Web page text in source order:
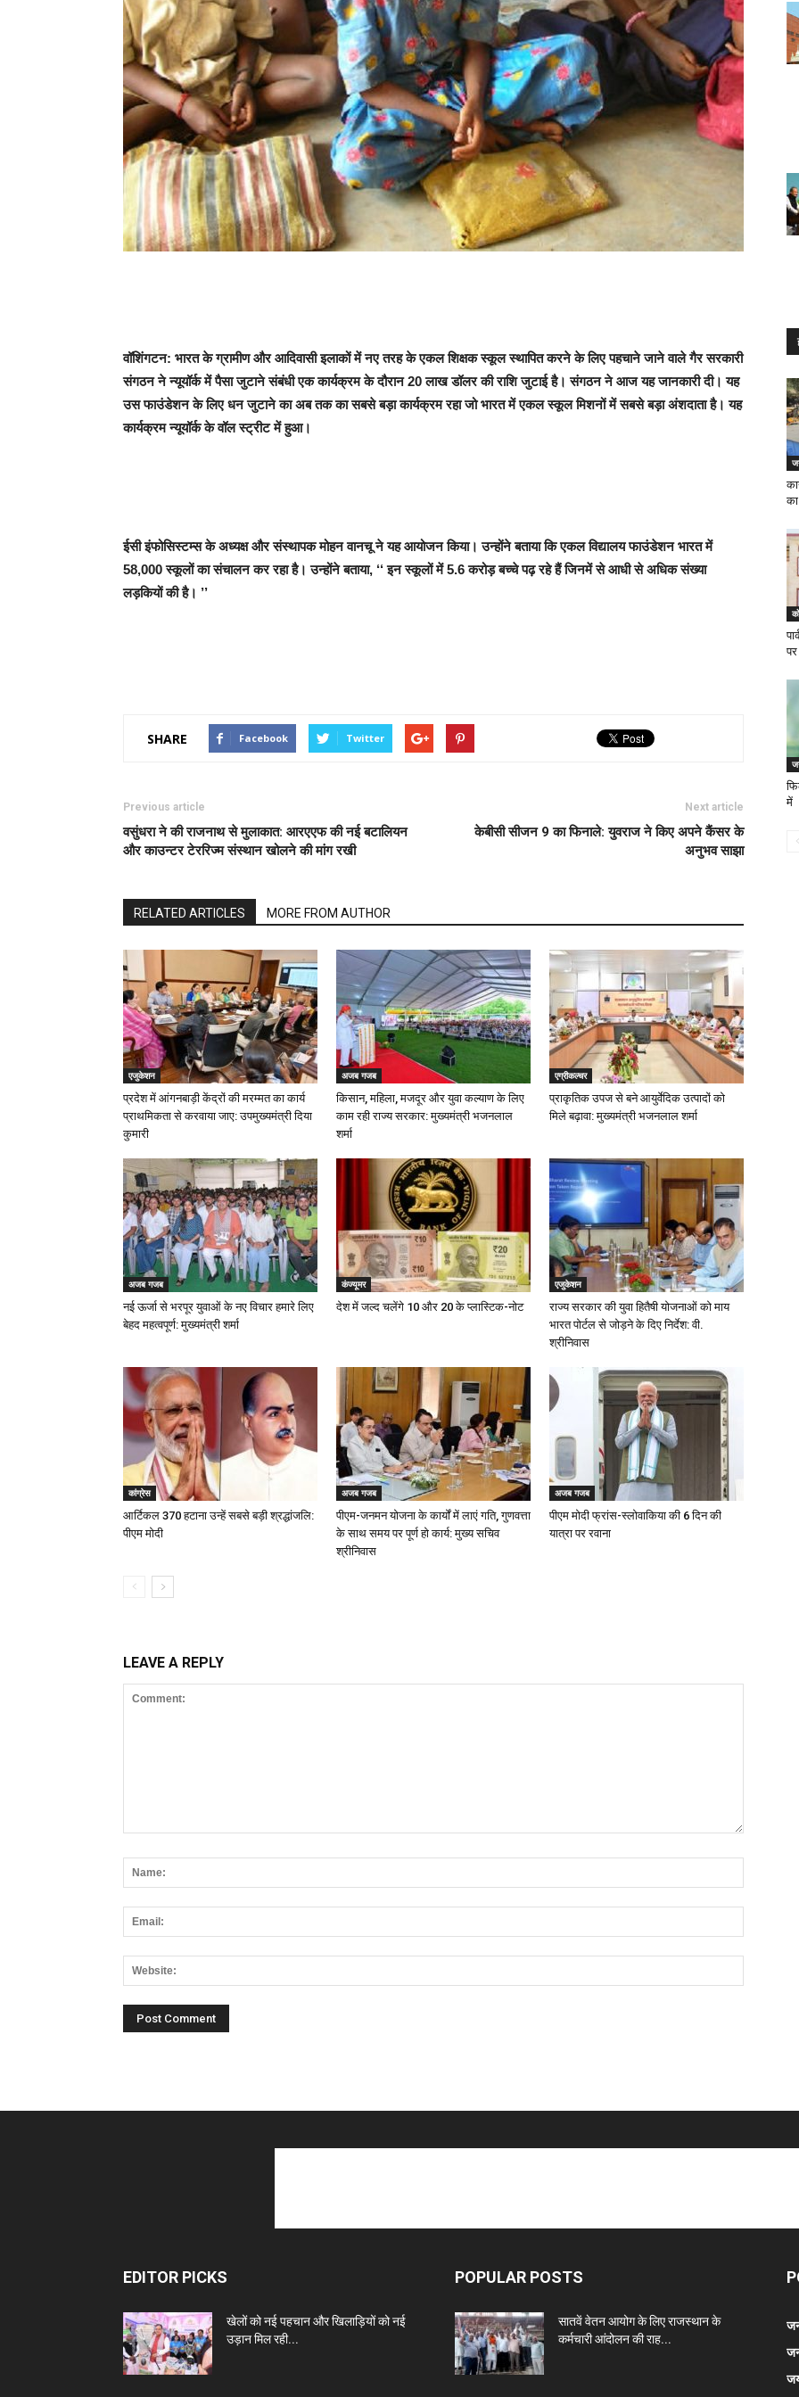
वॉशिंगटन: भारत के ग्रामीण और आदिवासी इलाकों में नए तरह के एकल शिक्षक स्कूल स्थापित करने के लिए पहचाने जाने वाले गैर सरकारी
संगठन ने न्यूयॉर्क में पैसा जुटाने संबंधी एक कार्यक्रम के दौरान 20 लाख डॉलर की राशि जुटाई है। संगठन ने आज यह जानकारी दी। यह
उस फाउंडेशन के लिए धन जुटाने का अब तक का सबसे बड़ा कार्यक्रम रहा जो भारत में एकल स्कूल मिशनों में सबसे बड़ा अंशदाता है। यह
कार्यक्रम न्यूयॉर्क के वॉल स्ट्रीट में हुआ।
ईसी इंफोसिस्टम्स के अध्यक्ष और संस्थापक मोहन वानचू ने यह आयोजन किया। उन्होंने बताया कि एकल विद्यालय फाउंडेशन भारत में
58,000 स्कूलों का संचालन कर रहा है। उन्होंने बताया, ‘‘ इन स्कूलों में 5.6 करोड़ बच्चे पढ़ रहे हैं जिनमें से आधी से अधिक संख्या
लड़कियों की है। ’’
SHARE Facebook Twitter
Previous article
वसुंधरा ने की राजनाथ से मुलाकात: आरएएफ की नई बटालियन
और काउन्टर टेररिज्म संस्थान खोलने की मांग रखी
Next article
केबीसी सीजन 9 का फिनाले: युवराज ने किए अपने कैंसर के
अनुभव साझा
RELATED ARTICLES MORE FROM AUTHOR
एजुकेशन
प्रदेश में आंगनबाड़ी केंद्रों की मरम्मत का कार्य
प्राथमिकता से करवाया जाए: उपमुख्यमंत्री दिया
कुमारी
अजब गजब
किसान, महिला, मजदूर और युवा कल्याण के लिए
काम रही राज्य सरकार: मुख्यमंत्री भजनलाल
शर्मा
एग्रीकल्चर
प्राकृतिक उपज से बने आयुर्वेदिक उत्पादों को
मिले बढ़ावा: मुख्यमंत्री भजनलाल शर्मा
अजब गजब
नई ऊर्जा से भरपूर युवाओं के नए विचार हमारे लिए
बेहद महत्वपूर्ण: मुख्यमंत्री शर्मा
कंज्यूमर
देश में जल्द चलेंगे ₹10 और ₹20 के प्लास्टिक-नोट
एजुकेशन
राज्य सरकार की युवा हितैषी योजनाओं को माय
भारत पोर्टल से जोड़ने के दिए निर्देश: वी.
श्रीनिवास
कांग्रेस
आर्टिकल 370 हटाना उन्हें सबसे बड़ी श्रद्धांजलि:
पीएम मोदी
अजब गजब
पीएम-जनमन योजना के कार्यों में लाएं गति, गुणवत्ता
के साथ समय पर पूर्ण हो कार्य: मुख्य सचिव
श्रीनिवास
अजब गजब
पीएम मोदी फ्रांस-स्लोवाकिया की 6 दिन की
यात्रा पर रवाना
LEAVE A REPLY
में
EDITOR PICKS
खेलों को नई पहचान और खिलाड़ियों को नई
उड़ान मिल रही...
POPULAR POSTS
सातवें वेतन आयोग के लिए राजस्थान के
कर्मचारी आंदोलन की राह...